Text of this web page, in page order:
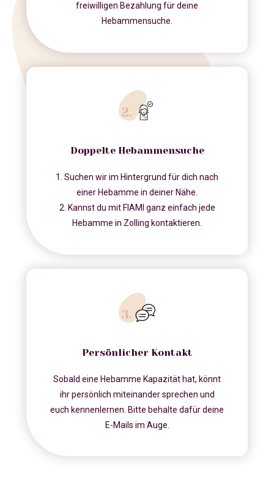
freiwilligen Bezahlung für deine
Hebammensuche.
Doppelte Hebammensuche
1. Suchen wir im Hintergrund für dich nach
einer Hebamme in deiner Nähe.
2. Kannst du mit FIAMI ganz einfach jede
Hebamme in Zolling kontaktieren.
Persönlicher Kontakt
Sobald eine Hebamme Kapazität hat, könnt
ihr persönlich miteinander sprechen und
euch kennenlernen. Bitte behalte dafür deine
E-Mails im Auge.